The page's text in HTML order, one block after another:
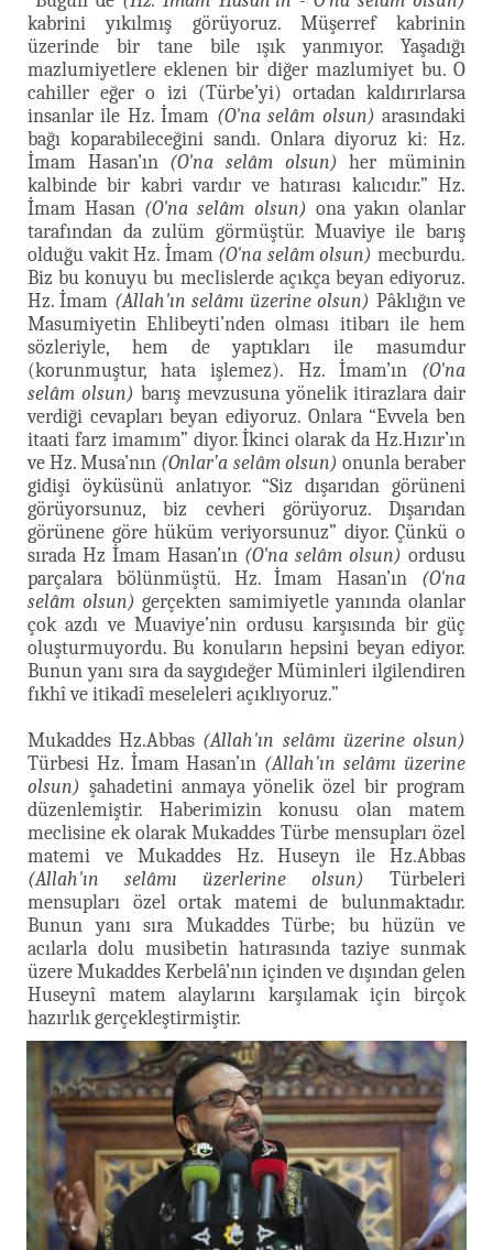
kabrini yıkılmış görüyoruz. Müşerref kabrinin
üzerinde bir tane bile ışık yanmıyor. Yaşadığı
mazlumiyetlere eklenen bir diğer mazlumiyet bu. O
cahiller eğer o izi (Türbe’yi) ortadan kaldırırlarsa
insanlar ile Hz. İmam (O'na selâm olsun) arasındaki
bağı koparabileceğini sandı. Onlara diyoruz ki: Hz.
İmam Hasan’ın (O'na selâm olsun) her müminin
kalbinde bir kabri vardır ve hatırası kalıcıdır.” Hz.
İmam Hasan (O'na selâm olsun) ona yakın olanlar
tarafından da zulüm görmüştür. Muaviye ile barış
olduğu vakit Hz. İmam (O'na selâm olsun) mecburdu.
Biz bu konuyu bu meclislerde açıkça beyan ediyoruz.
Hz. İmam (Allah'ın selâmı üzerine olsun) Pâklığın ve
Masumiyetin Ehlibeyti’nden olması itibarı ile hem
sözleriyle, hem de yaptıkları ile masumdur
(korunmuştur, hata işlemez). Hz. İmam’ın (O'na
selâm olsun) barış mevzusuna yönelik itirazlara dair
verdiği cevapları beyan ediyoruz. Onlara “Evvela ben
itaati farz imamım” diyor. İkinci olarak da Hz.Hızır’ın
ve Hz. Musa’nın (Onlar’a selâm olsun) onunla beraber
gidişi öyküsünü anlatıyor. “Siz dışarıdan görüneni
görüyorsunuz, biz cevheri görüyoruz. Dışarıdan
görünene göre hüküm veriyorsunuz” diyor. Çünkü o
sırada Hz İmam Hasan’ın (O'na selâm olsun) ordusu
parçalara bölünmüştü. Hz. İmam Hasan’ın (O'na
selâm olsun) gerçekten samimiyetle yanında olanlar
çok azdı ve Muaviye’nin ordusu karşısında bir güç
oluşturmuyordu. Bu konuların hepsini beyan ediyor.
Bunun yanı sıra da saygıdeğer Müminleri ilgilendiren
fıkhî ve itikadî meseleleri açıklıyoruz.”
Mukaddes Hz.Abbas (Allah'ın selâmı üzerine olsun)
Türbesi Hz. İmam Hasan’ın (Allah'ın selâmı üzerine
olsun) şahadetini anmaya yönelik özel bir program
düzenlemiştir. Haberimizin konusu olan matem
meclisine ek olarak Mukaddes Türbe mensupları özel
matemi ve Mukaddes Hz. Huseyn ile Hz.Abbas
(Allah'ın selâmı üzerlerine olsun) Türbeleri
mensupları özel ortak matemi de bulunmaktadır.
Bunun yanı sıra Mukaddes Türbe; bu hüzün ve
acılarla dolu musibetin hatırasında taziye sunmak
üzere Mukaddes Kerbelâ’nın içinden ve dışından gelen
Huseynî matem alaylarını karşılamak için birçok
hazırlık gerçekleştirmiştir.